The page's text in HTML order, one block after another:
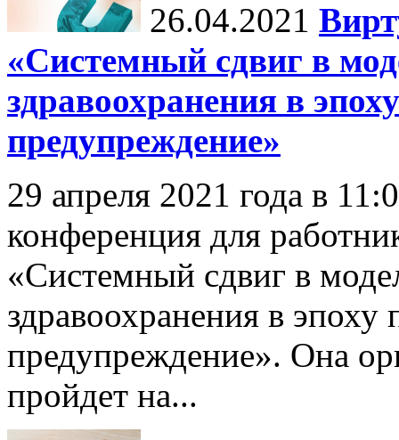
26.04.2021
«Системный сдвиг в
здравоохранения в
предупреждение»
29 апреля 2021 года в
конференция для
«Системный сдвиг в
здравоохранения в
предупреждение». Она
пройдет на...